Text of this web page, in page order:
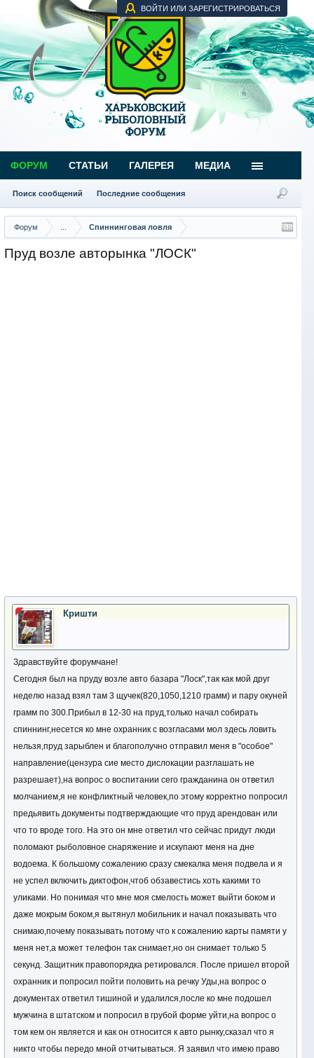
ВОЙТИ ИЛИ ЗАРЕГИСТРИРОВАТЬСЯ
Форум Спиннинговая ловля
Пруд возле авторынка "ЛОСК"
Кришти
Здравствуйте форумчане!
Сегодня был на пруду возле авто базара "Лоск",так как мой друг
неделю назад взял там 3 щучек(820,1050,1210 грамм) и пару окуней
грамм по 300.Прибыл в 12-30 на пруд,только начал собирать
спиннинг,несется ко мне охранник с возгласами мол здесь ловить
нельзя,пруд зарыблен и благополучно отправил меня в "особое"
направление(цензура сие место дислокации разглашать не
разрешает),на вопрос о воспитании сего гражданина он ответил
молчанием,я не конфликтный человек,по этому корректно попросил
предьявить документы подтверждающие что пруд арендован или
что то вроде того. На это он мне ответил что сейчас придут люди
поломают рыболовное снаряжение и искупают меня на дне
водоема. К большому сожалению сразу смекалка меня подвела и я
не успел включить диктофон,чтоб обзавестись хоть какими то
уликами. Но понимая что мне моя смелость может выйти боком и
даже мокрым боком,я вытянул мобильник и начал показывать что
снимаю,почему показывать потому что к сожалению карты памяти у
меня нет,а может телефон так снимает,но он снимает только 5
секунд. Защитник правопорядка ретировался. После пришел второй
охранник и попросил пойти половить на речку Уды,на вопрос о
документах ответил тишиной и удалился,после ко мне подошел
мужчина в штатском и попросил в грубой форме уйти,на вопрос о
том кем он является и как он относится к авто рынку,сказал что я
никто чтобы передо мной отчитываться. Я заявил что имею право
ФОРУМ
Поиск сообщений Последние сообщения
СТАТЬИ ГАЛЕРЕЯ МЕДИА